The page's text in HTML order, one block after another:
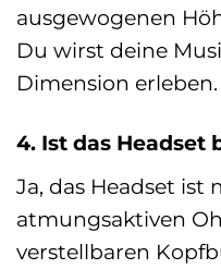
ausgewogenen
Du wirst deine
Dimension erleben.
4. Ist das Headset
Ja, das Headset ist
atmungsaktiven
verstellbaren